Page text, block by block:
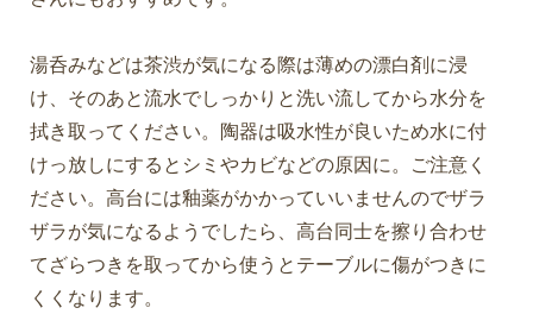
湯呑みなどは茶渋が気になる際は薄めの漂白剤に浸
け、そのあと流水でしっかりと洗い流してから水分を
拭き取ってください。陶器は吸水性が良いため水に付
けっ放しにするとシミやカビなどの原因に。ご注意く
ださい。高台には釉薬がかかっていいませんのでザラ
ザラが気になるようでしたら、高台同士を擦り合わせ
てざらつきを取ってから使うとテーブルに傷がつきに
くくなります。